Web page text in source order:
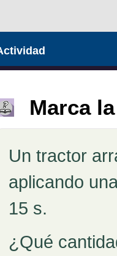
Marca
Pregunta
Un tractor
aplicando
15 s.
¿Qué